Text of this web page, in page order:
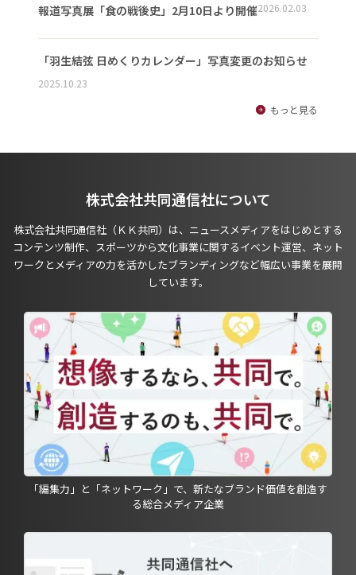
報道写真展「食の戦後史」2月10日より開催2026.02.03
「羽生結弦 日めくりカレンダー」写真変更のお知らせ
2025.10.23
もっと見る
株式会社共同通信社について
株式会社共同通信社（ＫＫ共同）は、ニュースメディアをはじめとする
コンテンツ制作、スポーツから文化事業に関するイベント運営、ネット
ワークとメディアの力を活かしたブランディングなど幅広い事業を展開
しています。
「編集力」と「ネットワーク」で、新たなブランド価値を創造す
る総合メディア企業